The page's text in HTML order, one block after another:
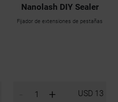
Nanolash DIY Sealer
Fijador de extensiones de pestañas
USD 13
+